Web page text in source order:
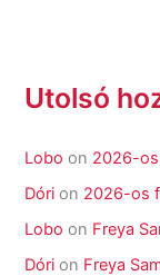
Utolsó
Lobo on 2026-
Dóri on 2026-os
Lobo on Freya
Dóri on Freya